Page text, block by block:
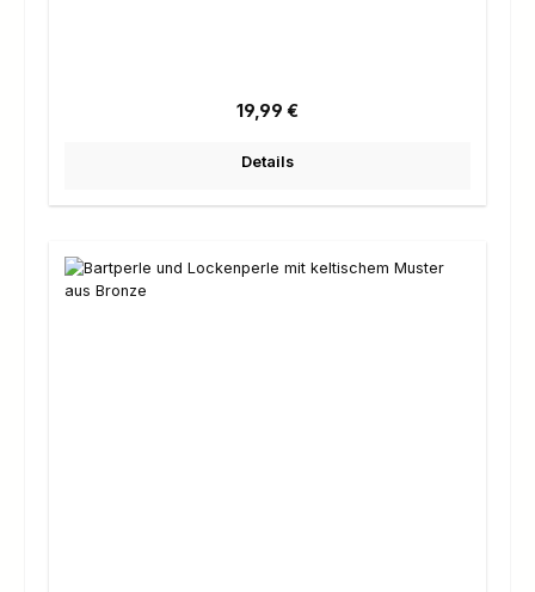
Regulärer Preis:
19,99 €
Details